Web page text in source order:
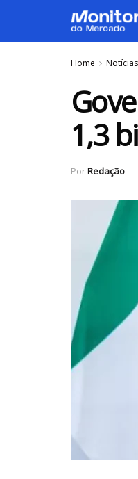
Home Notícias
1,3
PorRedação